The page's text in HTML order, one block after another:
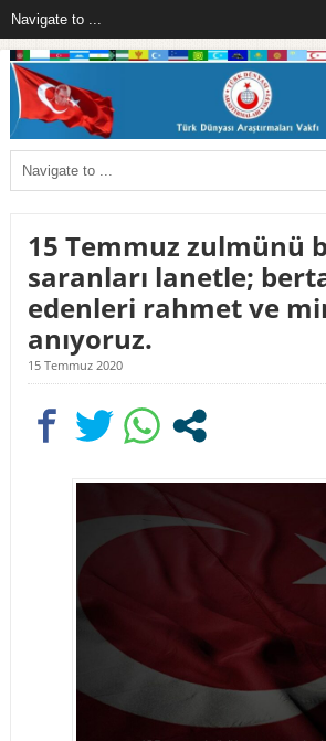
15 Temmuz zulmünü
saranları lanetle;
edenleri rahmet ve
anıyoruz.
15 Temmuz 2020